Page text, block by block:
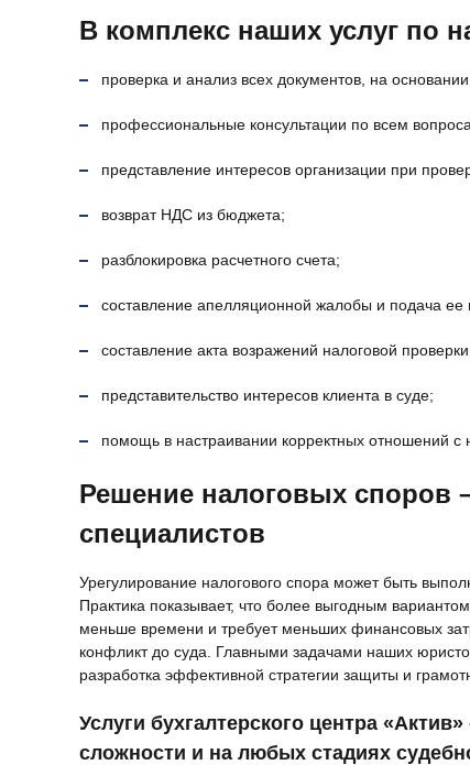
В комплекс наших услуг по
проверка и анализ всех документов, на
профессиональные консультации по всем
представление интересов организации при
возврат НДС из бюджета;
разблокировка расчетного счета;
составление апелляционной жалобы и подача
составление акта возражений налоговой
представительство интересов клиента в суде;
помощь в настраивании корректных отношений с
Решение налоговых
специалистов
Урегулирование налогового спора может быть
Практика показывает, что более выгодным
меньше времени и требует меньших финансовых
конфликт до суда. Главными задачами наших
разработка эффективной стратегии защиты и
Услуги бухгалтерского центра
сложности и на любых стадиях